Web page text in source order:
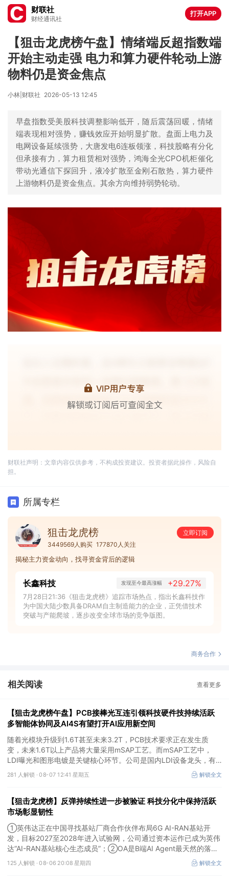
财联社
财经通讯社
打开APP
【狙击龙虎榜午盘】情绪端反超指数端
开始主动走强 电力和算力硬件轮动上游
物料仍是资金焦点
小林|财联社 2026-05-13 12:45
早盘指数受美股科技调整影响低开，随后震荡回暖，情绪
端表现相对强势，赚钱效应开始明显扩散。盘面上电力及
电网设备延续强势，大唐发电6连板领涨，科技股略有分化
但承接有力，算力租赁相对强势，鸿海全光CPO机柜催化
带动光通信下探回升，液冷扩散至金刚石散热，算力硬件
上游物料仍是资金焦点。其余方向维持弱势轮动。
财联社声明：文章内容仅供参考，不构成投资建议。投资者据此操作，风险自
担。
所属专栏
狙击龙虎榜
立即订阅
3449569人购买 177870人关注
揭秘主力资金动向，找寻资金背后的逻辑
长鑫科技 发现至今最高涨幅 +29.27%
7月28日21:36《狙击龙虎榜》追踪市场热点，指出长鑫科技作
为中国大陆少数具备DRAM自主制造能力的企业，正凭借技术
突破与产能爬坡，逐步改变全球市场的竞争版图。
商务合作
相关阅读 查看更多
【狙击龙虎榜午盘】PCB接棒光互连引领科技硬件技持续活跃
多智能体协同及AI4S有望打开AI应用新空间
随着光模块升级到1.6T甚至未来3.2T，PCB技术要求正在发生质
变，未来1.6T以上产品将大量采用mSAP工艺。而mSAP工艺中，
LDI曝光和图形电镀是关键核心环节。公司是国内LDI设备龙头，有
望凭借其解析度更高的LDI技术，成为不可或缺的关键“铲子股”。
281 人解锁 ·08-07 12:41 星期五 解锁全文
【狙击龙虎榜】反弹持续性进一步被验证 科技分化中保持活跃
市场彰显韧性
①英伟达正在中国寻找基站厂商合作伙伴布局6G AI-RAN基站开
发，目标2027至2028年进入试验网，公司通过资本运作已成为英伟
达“AI-RAN基站核心生态成员”；②OA是B端AI Agent最天然的落地
入口，公司凭借数万家企业客户积累的场景厚度正从协同管理软件龙
头进化为企业智能体经济的核心枢纽；③市场重组、股权转让暗线
125 人解锁 ·08-06 20:08 星期四 解锁全文